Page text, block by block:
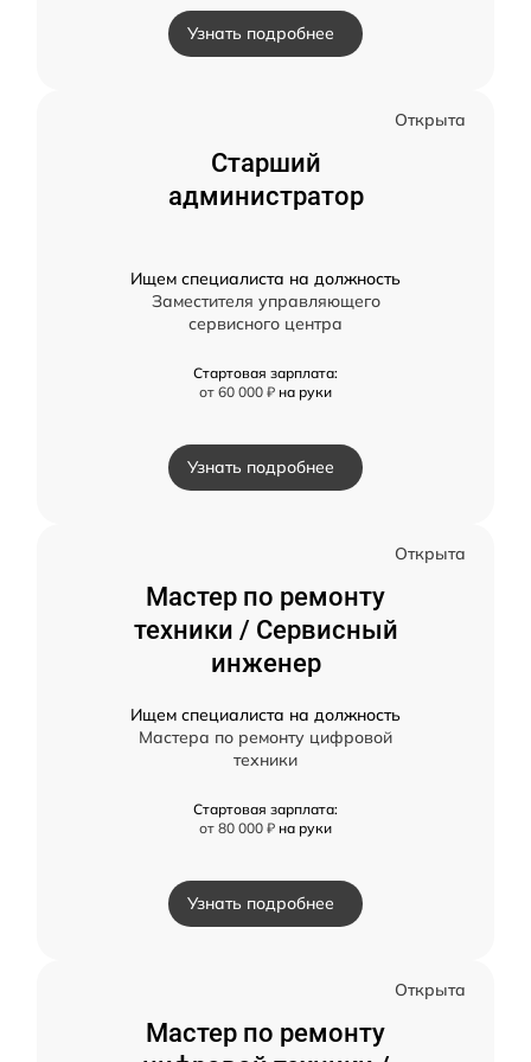
Узнать подробнее
Открыта
Старший
администратор
Ищем специалиста на должность
Заместителя управляющего
сервисного центра
Стартовая зарплата:
от 60 000 ₽ на руки
Узнать подробнее
Открыта
Мастер по ремонту
техники / Сервисный
инженер
Ищем специалиста на должность
Мастера по ремонту цифровой
техники
Стартовая зарплата:
от 80 000 ₽ на руки
Узнать подробнее
Открыта
Мастер по ремонту